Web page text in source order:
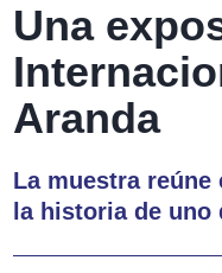
Una
Aranda
La muestra
la historia de